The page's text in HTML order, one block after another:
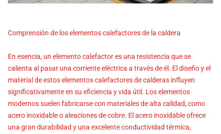
Comprensión de los elementos calefactores de la caldera
En esencia, un elemento calefactor es una resistencia que se
calienta al pasar una corriente eléctrica a través de él. El diseño y el
material de estos elementos calefactores de calderas influyen
significativamente en su eficiencia y vida útil. Los elementos
modernos suelen fabricarse con materiales de alta calidad, como
acero inoxidable o aleaciones de cobre. El acero inoxidable ofrece
una gran durabilidad y una excelente conductividad térmica,